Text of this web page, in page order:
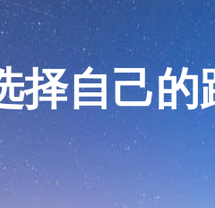
择自己的